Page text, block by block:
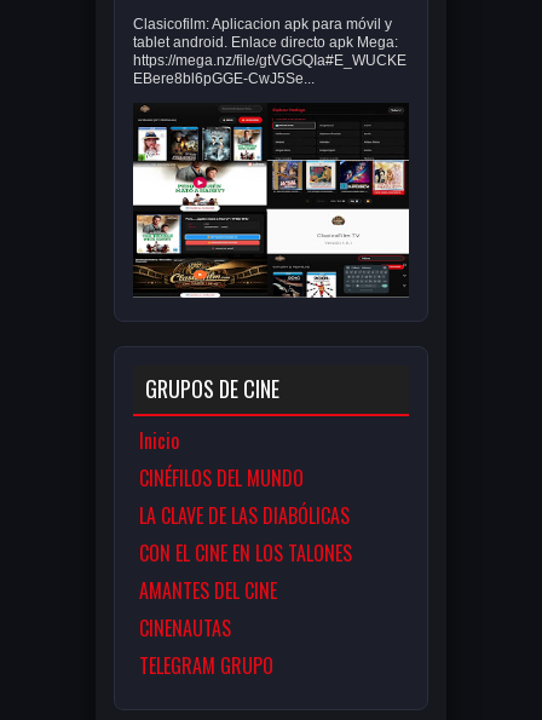
Clasicofilm: Aplicacion apk para móvil y
tablet android. Enlace directo apk Mega:
https://mega.nz/file/gtVGGQIa#E_WUCKE
EBere8bl6pGGE-CwJ5Se...
GRUPOS DE CINE
Inicio
CINÉFILOS DEL MUNDO
LA CLAVE DE LAS DIABÓLICAS
CON EL CINE EN LOS TALONES
AMANTES DEL CINE
CINENAUTAS
TELEGRAM GRUPO